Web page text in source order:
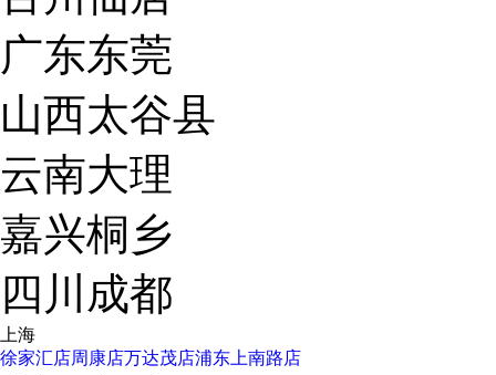
广东东莞
山西太谷县
云南大理
嘉兴桐乡
四川成都
上海
徐家汇店周康店万达茂店浦东上南路店